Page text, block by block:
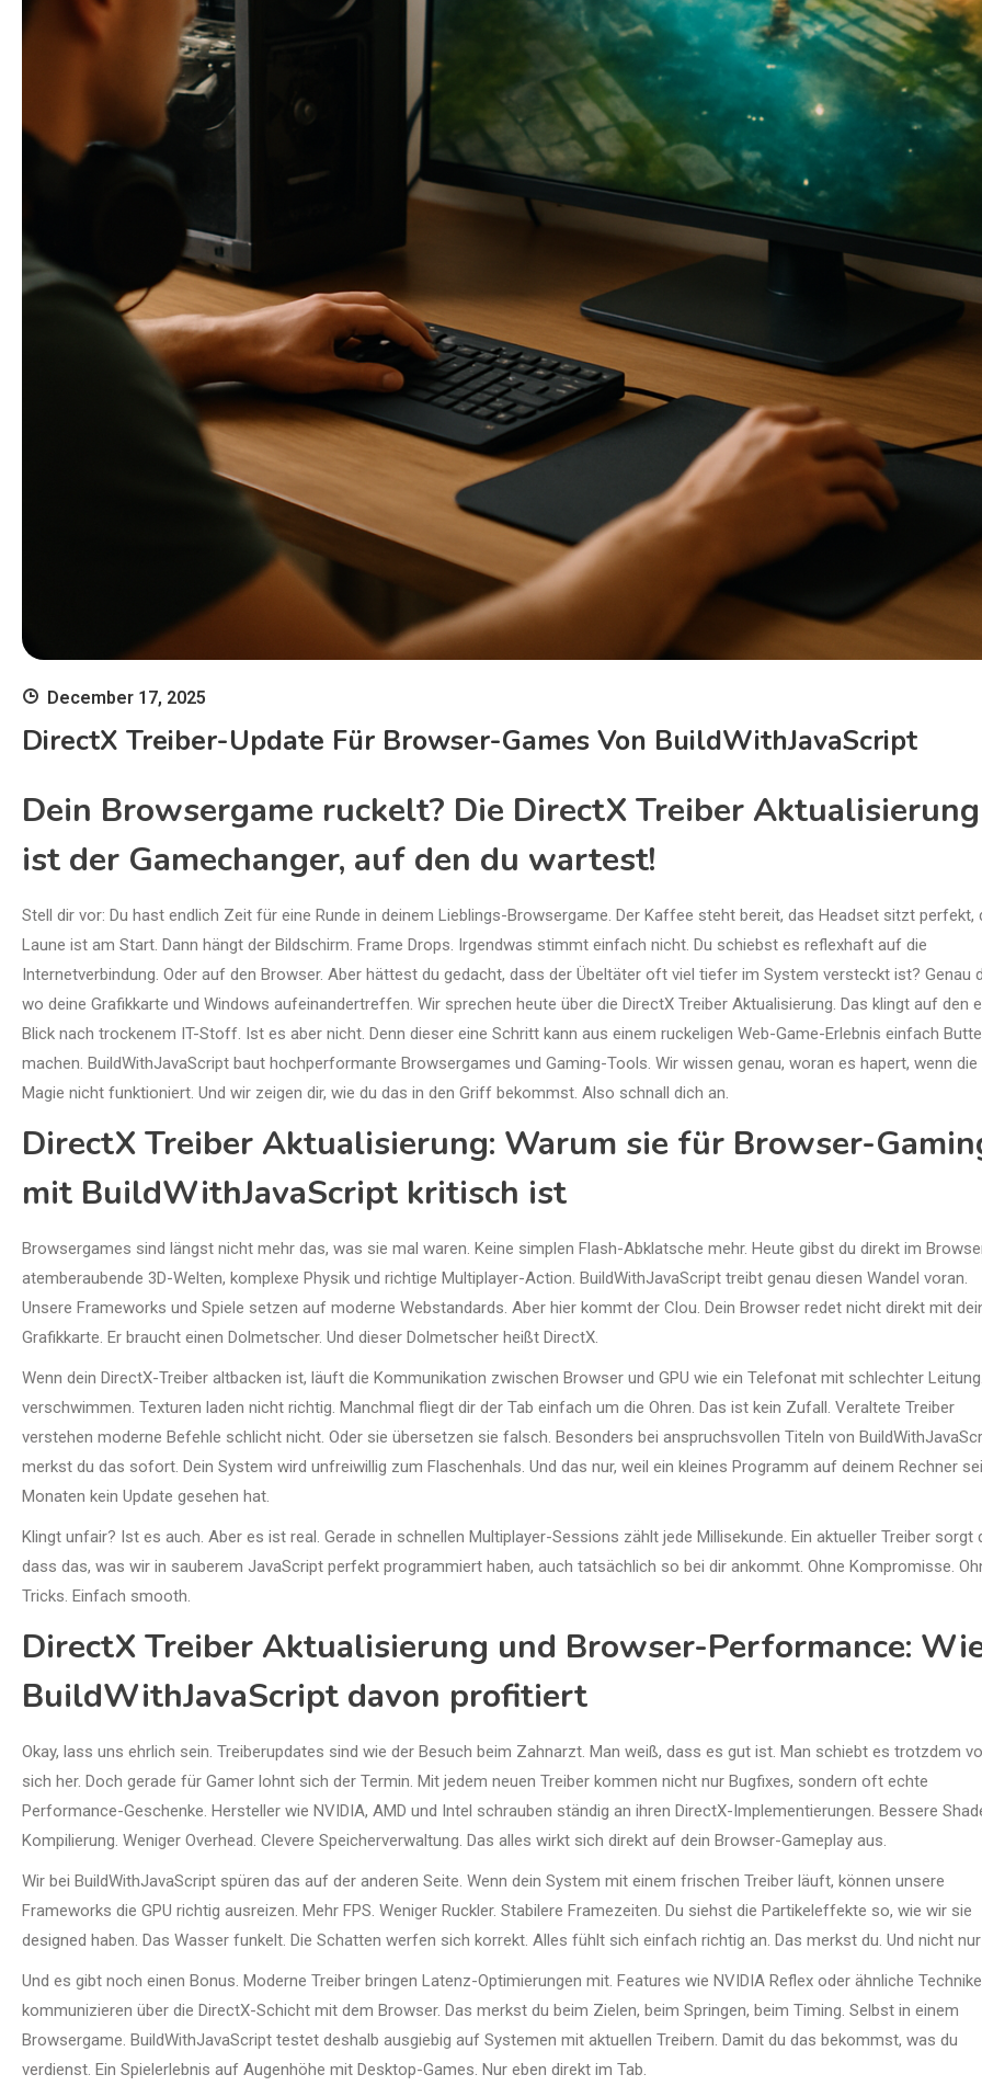
December 17, 2025
DirectX Treiber-Update Für Browser-Games Von BuildWithJavaScript
Dein Browsergame ruckelt? Die DirectX Treiber Aktualisierung
ist der Gamechanger, auf den du wartest!
Stell dir vor: Du hast endlich Zeit für eine Runde in deinem Lieblings-Browsergame. Der Kaffee steht bereit, das Headset sitzt perfekt,
Laune ist am Start. Dann hängt der Bildschirm. Frame Drops. Irgendwas stimmt einfach nicht. Du schiebst es reflexhaft auf die
Internetverbindung. Oder auf den Browser. Aber hättest du gedacht, dass der Übeltäter oft viel tiefer im System versteckt ist? Genau
wo deine Grafikkarte und Windows aufeinandertreffen. Wir sprechen heute über die DirectX Treiber Aktualisierung. Das klingt auf den
Blick nach trockenem IT-Stoff. Ist es aber nicht. Denn dieser eine Schritt kann aus einem ruckeligen Web-Game-Erlebnis einfach
machen. BuildWithJavaScript baut hochperformante Browsergames und Gaming-Tools. Wir wissen genau, woran es hapert, wenn die
Magie nicht funktioniert. Und wir zeigen dir, wie du das in den Griff bekommst. Also schnall dich an.
DirectX Treiber Aktualisierung: Warum sie für Browser-
mit BuildWithJavaScript kritisch ist
Browsergames sind längst nicht mehr das, was sie mal waren. Keine simplen Flash-Abklatsche mehr. Heute gibst du direkt im
atemberaubende 3D-Welten, komplexe Physik und richtige Multiplayer-Action. BuildWithJavaScript treibt genau diesen Wandel voran.
Unsere Frameworks und Spiele setzen auf moderne Webstandards. Aber hier kommt der Clou. Dein Browser redet nicht direkt mit
Grafikkarte. Er braucht einen Dolmetscher. Und dieser Dolmetscher heißt DirectX.
Wenn dein DirectX-Treiber altbacken ist, läuft die Kommunikation zwischen Browser und GPU wie ein Telefonat mit schlechter
verschwimmen. Texturen laden nicht richtig. Manchmal fliegt dir der Tab einfach um die Ohren. Das ist kein Zufall. Veraltete Treiber
verstehen moderne Befehle schlicht nicht. Oder sie übersetzen sie falsch. Besonders bei anspruchsvollen Titeln von
merkst du das sofort. Dein System wird unfreiwillig zum Flaschenhals. Und das nur, weil ein kleines Programm auf deinem Rechner
Monaten kein Update gesehen hat.
Klingt unfair? Ist es auch. Aber es ist real. Gerade in schnellen Multiplayer-Sessions zählt jede Millisekunde. Ein aktueller Treiber sorgt
dass das, was wir in sauberem JavaScript perfekt programmiert haben, auch tatsächlich so bei dir ankommt. Ohne Kompromisse.
Tricks. Einfach smooth.
DirectX Treiber Aktualisierung und Browser-Performance:
BuildWithJavaScript davon profitiert
Okay, lass uns ehrlich sein. Treiberupdates sind wie der Besuch beim Zahnarzt. Man weiß, dass es gut ist. Man schiebt es trotzdem
sich her. Doch gerade für Gamer lohnt sich der Termin. Mit jedem neuen Treiber kommen nicht nur Bugfixes, sondern oft echte
Performance-Geschenke. Hersteller wie NVIDIA, AMD und Intel schrauben ständig an ihren DirectX-Implementierungen. Bessere
Kompilierung. Weniger Overhead. Clevere Speicherverwaltung. Das alles wirkt sich direkt auf dein Browser-Gameplay aus.
Wir bei BuildWithJavaScript spüren das auf der anderen Seite. Wenn dein System mit einem frischen Treiber läuft, können unsere
Frameworks die GPU richtig ausreizen. Mehr FPS. Weniger Ruckler. Stabilere Framezeiten. Du siehst die Partikeleffekte so, wie wir sie
designed haben. Das Wasser funkelt. Die Schatten werfen sich korrekt. Alles fühlt sich einfach richtig an. Das merkst du. Und nicht nur
Und es gibt noch einen Bonus. Moderne Treiber bringen Latenz-Optimierungen mit. Features wie NVIDIA Reflex oder ähnliche
kommunizieren über die DirectX-Schicht mit dem Browser. Das merkst du beim Zielen, beim Springen, beim Timing. Selbst in einem
Browsergame. BuildWithJavaScript testet deshalb ausgiebig auf Systemen mit aktuellen Treibern. Damit du das bekommst, was du
verdienst. Ein Spielerlebnis auf Augenhöhe mit Desktop-Games. Nur eben direkt im Tab.